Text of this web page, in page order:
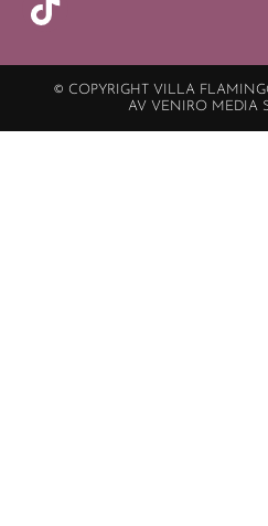
© COPYRIGHT VILLA
AV VENIRO MEDIA